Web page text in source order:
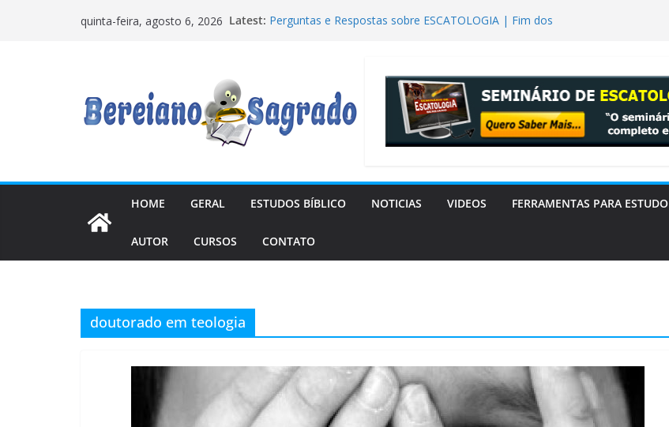
quinta-feira, agosto 6, 2026 Latest: Perguntas e Respostas sobre ESCATOLOGIA | Fim dos
relações com mulheres em Gênesis 6?
Manual de Escatologia Bereiano: o livro que a Igreja
precisava
7 Lições na Ressurreição de Lázaro
HOME GERAL ESTUDOS BÍBLICO NOTICIAS VIDEOS FERRAMENTAS PARA ESTUDO
AUTOR CURSOS CONTATO
doutorado em teologia